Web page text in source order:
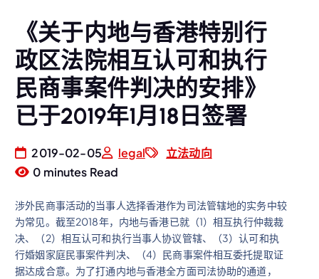
《关于内地与香港特别行
政区法院相互认可和执行
民商事案件判决的安排》
已于2019年1月18日签署
2019-02-05 legal
立法动向
0 minutes Read
涉外民商事活动的当事人选择香港作为司法管辖地的实务中较
为常见。截至2018年，内地与香港已就（1）相互执行仲裁裁
决、（2）相互认可和执行当事人协议管辖、（3）认可和执
行婚姻家庭民事案件判决、（4）民商事案件相互委托提取证
据达成合意。为了打通内地与香港全方面司法协助的通道，